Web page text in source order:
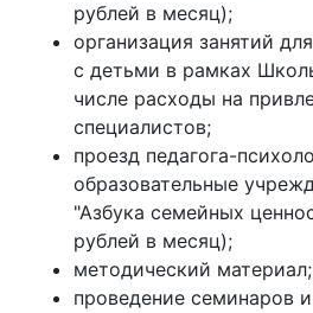
рублей в месяц);
организация занятий
с детьми в рамках
числе расходы на
специалистов;
проезд педагога-
образовательные
"Азбука семейных
рублей в месяц);
методический материал;
проведение семинаров